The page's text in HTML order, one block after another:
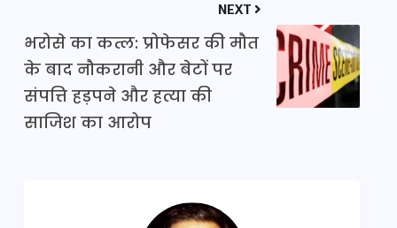
NEXT
भरोसे का कत्ल: प्रोफेसर की मौत
के बाद नौकरानी और बेटों पर
संपत्ति हड़पने और हत्या की
साजिश का आरोप